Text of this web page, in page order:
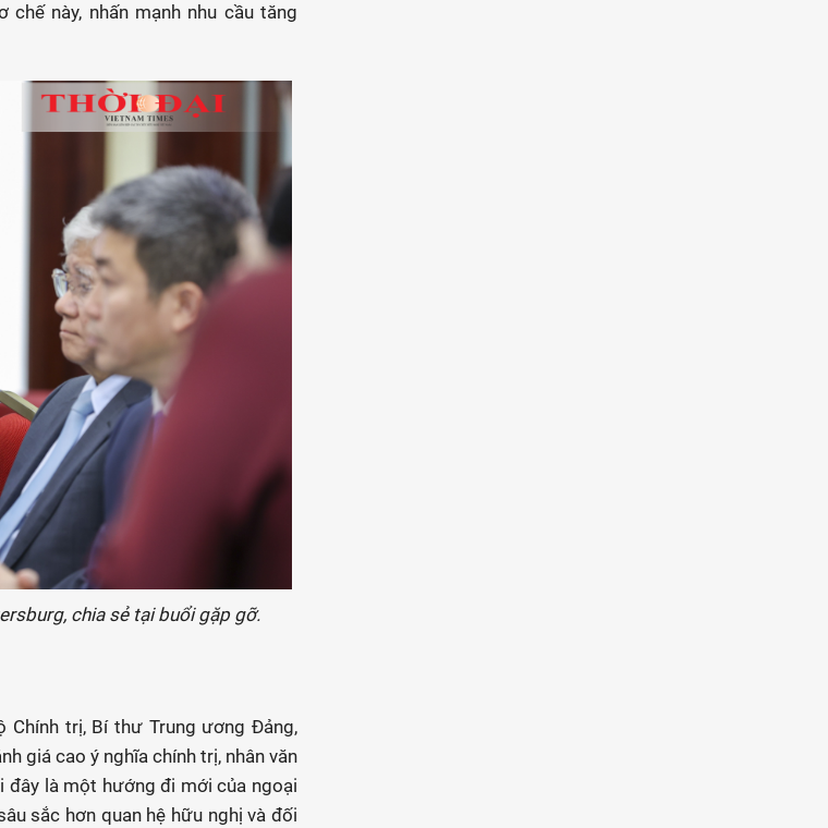
này, nhấn mạnh nhu cầu tăng
chia sẻ tại buổi gặp gỡ.
Chính trị, Bí thư Trung ương Đảng,
giá cao ý nghĩa chính trị, nhân văn
đây là một hướng đi mới của ngoại
sắc hơn quan hệ hữu nghị và đối